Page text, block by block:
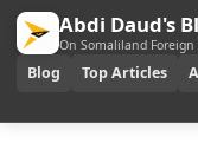
Abdi Daud's
On Somaliland Foreign
Blog Top Articles